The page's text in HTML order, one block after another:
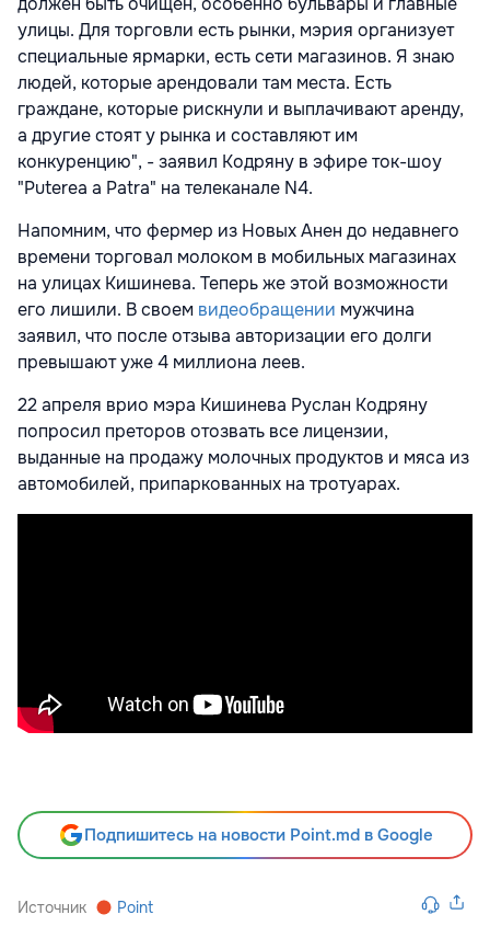
улицы. Для торговли есть рынки, мэрия организует
специальные ярмарки, есть сети магазинов. Я знаю
людей, которые арендовали там места. Есть
граждане, которые рискнули и выплачивают аренду,
а другие стоят у рынка и составляют им
конкуренцию", - заявил Кодряну в эфире ток-шоу
"Puterea a Patra" на телеканале N4.
Напомним, что фермер из Новых Анен до недавнего
времени торговал молоком в мобильных магазинах
на улицах Кишинева. Теперь же этой возможности
его лишили. В своем видеобращении мужчина
заявил, что после отзыва авторизации его долги
превышают уже 4 миллиона леев.
22 апреля врио мэра Кишинева Руслан Кодряну
попросил преторов отозвать все лицензии,
выданные на продажу молочных продуктов и мяса из
автомобилей, припаркованных на тротуарах.
Подпишитесь на новости Point.md в Google
Источник Point